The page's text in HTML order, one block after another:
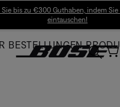
Sie bis zu €300 Guthaben, indem
eintauschen!
BESTELLUNGEN